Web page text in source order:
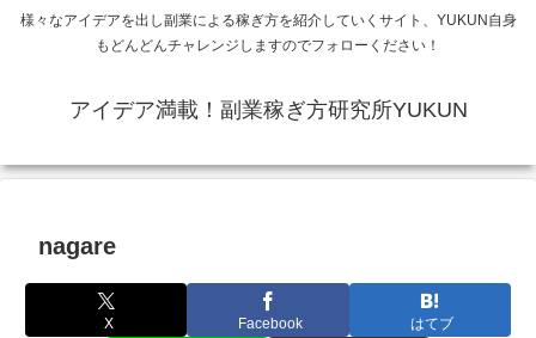
様々なアイデアを出し副業による稼ぎ方を紹介していくサイト、YUKUN自身
もどんどんチャレンジしますのでフォローください！
アイデア満載！副業稼ぎ方研究所YUKUN
nagare
X Facebook はてブ